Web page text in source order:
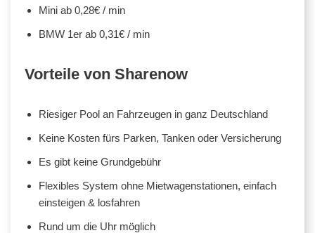
Mini ab 0,28€ / min
BMW 1er ab 0,31€ / min
Vorteile von Sharenow
Riesiger Pool an Fahrzeugen in ganz Deutschland
Keine Kosten fürs Parken, Tanken oder Versicherung
Es gibt keine Grundgebühr
Flexibles System ohne Mietwagenstationen, einfach
einsteigen & losfahren
Rund um die Uhr möglich